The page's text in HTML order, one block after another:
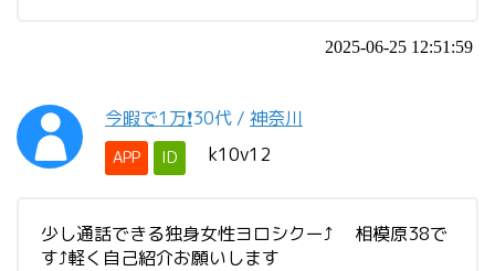
2025-06-25 12:51:59
今暇で1万❗️30代 / 神奈川
APP ID k10v12
少し通話できる独身女性ヨロシクー⤴️ 相模原38で
す⤴️軽く自己紹介お願いします